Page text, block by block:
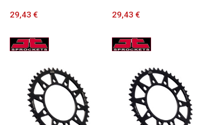
29,43 € 29,43 €